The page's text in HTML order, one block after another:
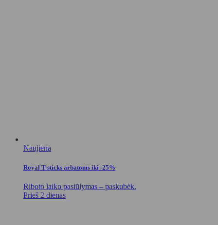
Naujiena
Royal T-sticks arbatoms iki -25%
Riboto laiko pasiūlymas – paskubėk.
Prieš 2 dienas